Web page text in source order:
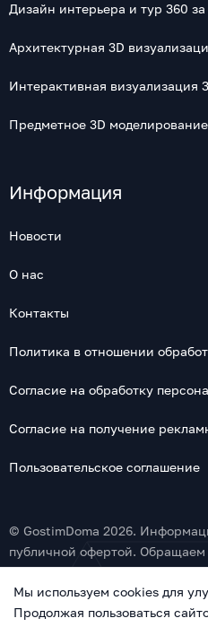
Дизайн интерьера и тур 360
Архитектурная 3D
Интерактивная визуализация
Предметное 3D
Информация
Новости
О нас
Контакты
Политика в отношении
Согласие на обработку
Согласие на получение
Пользовательское соглашение
© GostimDoma 2026.
публичной офертой.
данный интернет-сайт, а
и ценах, предоставленная на
информационный характер и
Мы используем cookies для
Продолжая пользоваться